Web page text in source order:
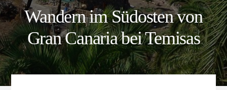
Wandern im Südosten von
Gran Canaria bei Temisas